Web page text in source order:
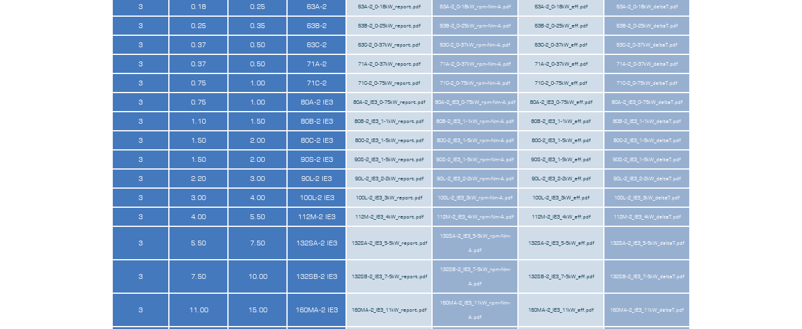
3 0.18 0.25 63A-2 63A-2_0-18kW_report.pdf 63A-2_0-18kW_rpm-Nm-A.pdf 63A-2_0-18kW_eff.pdf 63A-2_0-18kW_deltaT.pdf
3 0.25 0.35 63B-2 63B-2_0-25kW_report.pdf 63B-2_0-25kW_rpm-Nm-A.pdf 63B-2_0-25kW_eff.pdf 63B-2_0-25kW_deltaT.pdf
3 0.37 0.50 63C-2 63C-2_0-37kW_report.pdf 63C-2_0-37kW_rpm-Nm-A.pdf 63C-2_0-37kW_eff.pdf 63C-2_0-37kW_deltaT.pdf
3 0.37 0.50 71A-2 71A-2_0-37kW_report.pdf 71A-2_0-37kW_rpm-Nm-A.pdf 71A-2_0-37kW_eff.pdf 71A-2_0-37kW_deltaT.pdf
3 0.75 1.00 71C-2 71C-2_0-75kW_report.pdf 71C-2_0-75kW_rpm-Nm-A.pdf 71C-2_0-75kW_eff.pdf 71C-2_0-75kW_deltaT.pdf
3 0.75 1.00 80A-2 IE3 80A-2_IE3_0-75kW_report.pdf 80A-2_IE3_0-75kW_rpm-Nm-A.pdf 80A-2_IE3_0-75kW_eff.pdf 80A-2_IE3_0-75kW_deltaT.pdf
3 1.10 1.50 80B-2 IE3 80B-2_IE3_1-1kW_report.pdf 80B-2_IE3_1-1kW_rpm-Nm-A.pdf 80B-2_IE3_1-1kW_eff.pdf 80B-2_IE3_1-1kW_deltaT.pdf
3 1.50 2.00 80C-2 IE3 80C-2_IE3_1-5kW_report.pdf 80C-2_IE3_1-5kW_rpm-Nm-A.pdf 80C-2_IE3_1-5kW_eff.pdf 80C-2_IE3_1-5kW_deltaT.pdf
3 1.50 2.00 90S-2 IE3 90S-2_IE3_1-5kW_report.pdf 90S-2_IE3_1-5kW_rpm-Nm-A.pdf 90S-2_IE3_1-5kW_eff.pdf 90S-2_IE3_1-5kW_deltaT.pdf
3 2.20 3.00 90L-2 IE3 90L-2_IE3_2-2kW_report.pdf 90L-2_IE3_2-2kW_rpm-Nm-A.pdf 90L-2_IE3_2-2kW_eff.pdf 90L-2_IE3_2-2kW_deltaT.pdf
3 3.00 4.00 100L-2 IE3 100L-2_IE3_3kW_report.pdf 100L-2_IE3_3kW_rpm-Nm-A.pdf 100L-2_IE3_3kW_eff.pdf 100L-2_IE3_3kW_deltaT.pdf
3 4.00 5.50 112M-2 IE3 112M-2_IE3_4kW_report.pdf 112M-2_IE3_4kW_rpm-Nm-A.pdf 112M-2_IE3_4kW_eff.pdf 112M-2_IE3_4kW_deltaT.pdf
3 5.50 7.50 132SA-2 IE3 132SA-2_IE3_5-5kW_report.pdf
132SA-2_IE3_5-5kW_rpm-Nm-
A.pdf
132SA-2_IE3_5-5kW_eff.pdf 132SA-2_IE3_5-5kW_deltaT.pdf
3 7.50 10.00 132SB-2 IE3 132SB-2_IE3_7-5kW_report.pdf
132SB-2_IE3_7-5kW_rpm-Nm-
A.pdf
132SB-2_IE3_7-5kW_eff.pdf 132SB-2_IE3_7-5kW_deltaT.pdf
3 11.00 15.00 160MA-2 IE3 160MA-2_IE3_11kW_report.pdf
160MA-2_IE3_11kW_rpm-Nm-
A.pdf
160MA-2_IE3_11kW_eff.pdf 160MA-2_IE3_11kW_deltaT.pdf